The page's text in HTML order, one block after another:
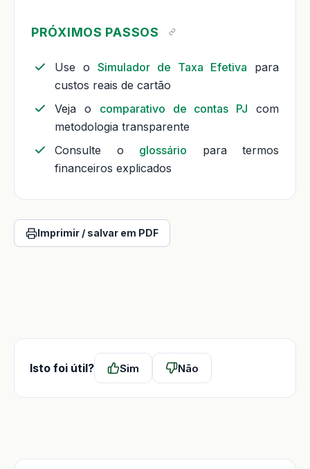
PRÓXIMOS PASSOS
Use o Simulador de Taxa Efetiva para
custos reais de cartão
Veja o comparativo de contas PJ com
metodologia transparente
Consulte o glossário para termos
financeiros explicados
Imprimir / salvar em PDF
Isto foi útil? Sim Não